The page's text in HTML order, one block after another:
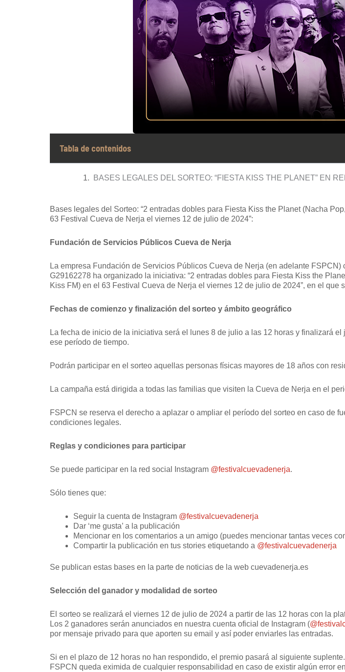
Tabla de contenidos
BASES LEGALES DEL SORTEO: “FIESTA KISS THE PLANET” EN
Bases legales del Sorteo: “2 entradas dobles para Fiesta Kiss the Planet (Nacha
63 Festival Cueva de Nerja el viernes 12 de julio de 2024”:
Fundación de Servicios Públicos Cueva de Nerja
La empresa Fundación de Servicios Públicos Cueva de Nerja (en adelante
G29162278 ha organizado la iniciativa: “2 entradas dobles para Fiesta Kiss the
Kiss FM) en el 63 Festival Cueva de Nerja el viernes 12 de julio de 2024”, en el que
Fechas de comienzo y finalización del sorteo y ámbito geográfico
La fecha de inicio de la iniciativa será el lunes 8 de julio a las 12 horas y finalizará
ese período de tiempo.
Podrán participar en el sorteo aquellas personas físicas mayores de 18 años con
La campaña está dirigida a todas las familias que visiten la Cueva de Nerja en el
FSPCN se reserva el derecho a aplazar o ampliar el período del sorteo en caso de
condiciones legales.
Reglas y condiciones para participar
Se puede participar en la red social Instagram @festivalcuevadenerja.
Sólo tienes que:
Seguir la cuenta de Instagram @festivalcuevadenerja
Dar ‘me gusta’ a la publicación
Mencionar en los comentarios a un amigo (puedes mencionar tantas veces
Compartir la publicación en tus stories etiquetando a @festivalcuevadenerja
Se publican estas bases en la parte de noticias de la web cuevadenerja.es
Selección del ganador y modalidad de sorteo
El sorteo se realizará el viernes 12 de julio de 2024 a partir de las 12 horas con la
Los 2 ganadores serán anunciados en nuestra cuenta oficial de Instagram (
por mensaje privado para que aporten su email y así poder enviarles las entradas.
Si en el plazo de 12 horas no han respondido, el premio pasará al siguiente
FSPCN queda eximida de cualquier responsabilidad en caso de existir algún error